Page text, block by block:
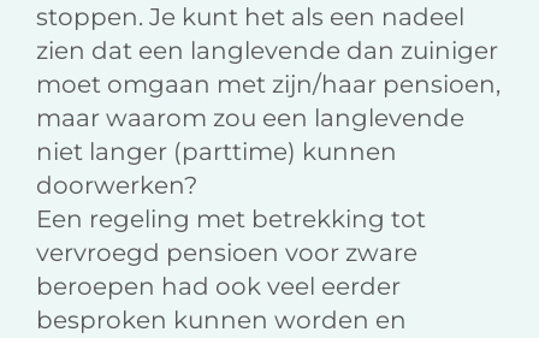
stoppen. Je kunt het als een nadeel
zien dat een langlevende dan zuiniger
moet omgaan met zijn/haar pensioen,
maar waarom zou een langlevende
niet langer (parttime) kunnen
doorwerken?
Een regeling met betrekking tot
vervroegd pensioen voor zware
beroepen had ook veel eerder
besproken kunnen worden en